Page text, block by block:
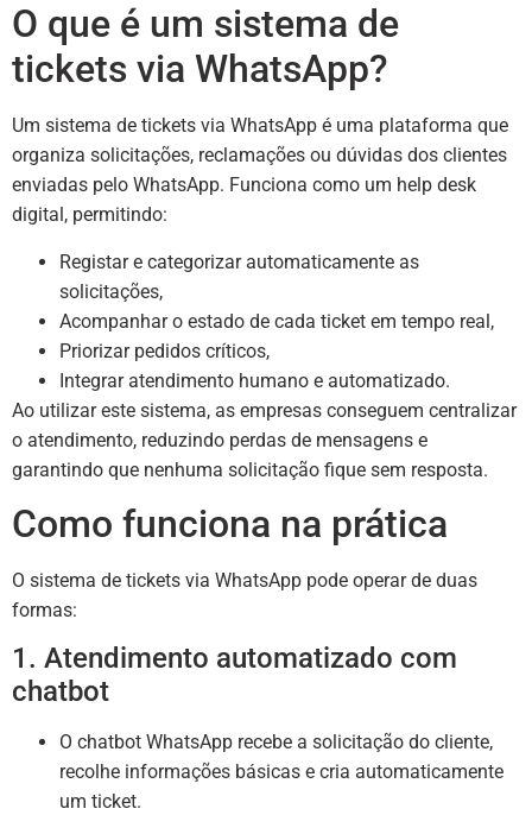
O que é um sistema de
tickets via WhatsApp?
Um sistema de tickets via WhatsApp é uma plataforma que
organiza solicitações, reclamações ou dúvidas dos clientes
enviadas pelo WhatsApp. Funciona como um help desk
digital, permitindo:
Registar e categorizar automaticamente as
solicitações,
Acompanhar o estado de cada ticket em tempo real,
Priorizar pedidos críticos,
Integrar atendimento humano e automatizado.
Ao utilizar este sistema, as empresas conseguem centralizar
o atendimento, reduzindo perdas de mensagens e
garantindo que nenhuma solicitação fique sem resposta.
Como funciona na prática
O sistema de tickets via WhatsApp pode operar de duas
formas:
1. Atendimento automatizado com
chatbot
O chatbot WhatsApp recebe a solicitação do cliente,
recolhe informações básicas e cria automaticamente
um ticket.